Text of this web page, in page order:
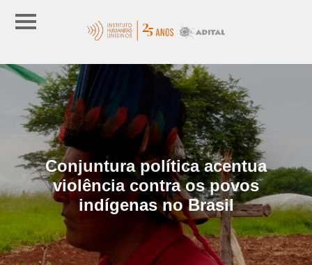
Conjuntura política acentua
violência contra os povos
indígenas no Brasil